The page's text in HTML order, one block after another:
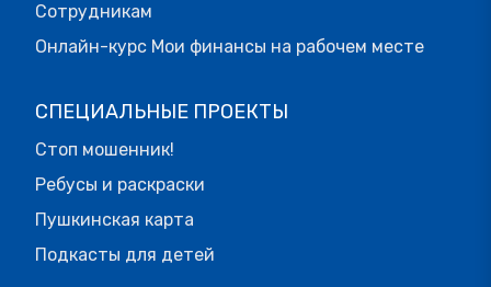
Сотрудникам
Онлайн-курс Мои финансы на рабочем месте
СПЕЦИАЛЬНЫЕ ПРОЕКТЫ
Стоп мошенник!
Ребусы и раскраски
Пушкинская карта
Подкасты для детей